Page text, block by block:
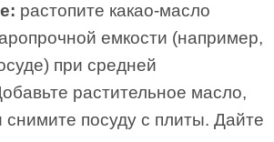
растопите какао-масло
емкости (например,
при средней
растительное масло,
посуду с плиты. Дайте